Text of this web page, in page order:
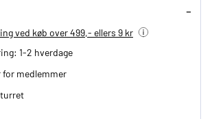
ved køb over 499,- ellers 9 kr
1-2 hverdage
for medlemmer